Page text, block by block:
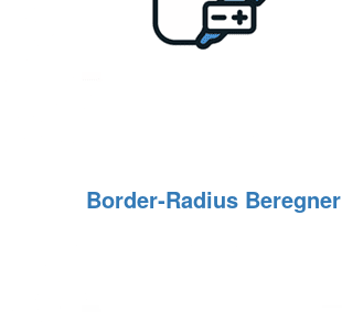
Border‑Radius Beregner